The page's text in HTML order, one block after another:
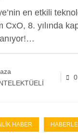
en etkili
CxO, 8. yılında
HABER